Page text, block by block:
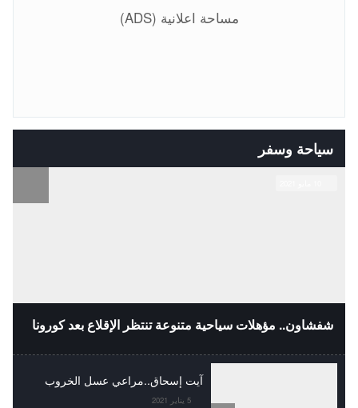
مساحة اعلانية (ADS)
سياحة وسفر
شفشاون.. مؤهلات سياحية متنوعة تنتظر الإقلاع بعد كورونا
آيت إسحاق..مراعي عسل الخروب
5 يناير 2021